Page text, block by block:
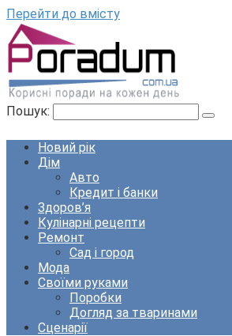
Перейти до вмісту
Пошук:
Новий рік
Дім
Авто
Кредит і банки
Здоров’я
Кулінарні рецепти
Ремонт
Сад і город
Мода
Своїми руками
Поробки
Догляд за тваринами
Сценарії